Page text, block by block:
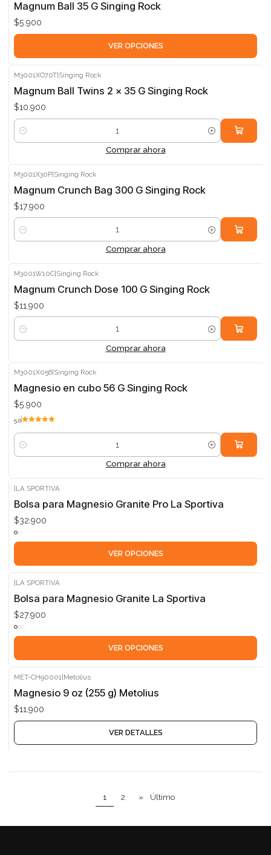
Magnum Ball 35 G Singing Rock
$5.900
VER OPCIONES
M3001XO70T Singing Rock
Magnum Ball Twins 2 x 35 G Singing Rock
$10.900
Cantidad
Comprar ahora
M3001X30P|Singing Rock
Magnum Crunch Bag 300 G Singing Rock
$17.900
Cantidad
Comprar ahora
M3001W10C|Singing Rock
Magnum Crunch Dose 100 G Singing Rock
$11.900
Cantidad
Comprar ahora
M3001X056 Singing Rock
Magnesio en cubo 56 G Singing Rock
$5.900
5.0
Cantidad
Comprar ahora
LA SPORTIVA
Bolsa para Magnesio Granite Pro La Sportiva
$32.900
VER OPCIONES
LA SPORTIVA
Bolsa para Magnesio Granite La Sportiva
$27.900
VER OPCIONES
MET-CH90001 Metolius
Magnesio 9 oz (255 g) Metolius
$11.900
VER DETALLES
1 2 » Último